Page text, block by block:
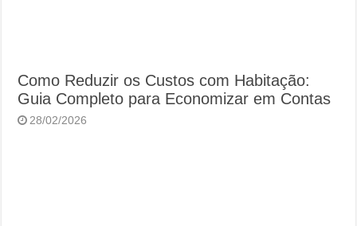
Como Reduzir os Custos com Habitação:
Guia Completo para Economizar em Contas
28/02/2026